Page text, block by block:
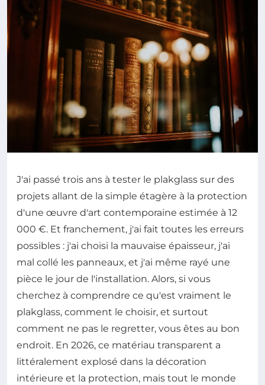
J'ai passé trois ans à tester le plakglass sur des
projets allant de la simple étagère à la protection
d'une œuvre d'art contemporaine estimée à 12
000 €. Et franchement, j'ai fait toutes les erreurs
possibles : j'ai choisi la mauvaise épaisseur, j'ai
mal collé les panneaux, et j'ai même rayé une
pièce le jour de l'installation. Alors, si vous
cherchez à comprendre ce qu'est vraiment le
plakglass, comment le choisir, et surtout
comment ne pas le regretter, vous êtes au bon
endroit. En 2026, ce matériau transparent a
littéralement explosé dans la décoration
intérieure et la protection, mais tout le monde